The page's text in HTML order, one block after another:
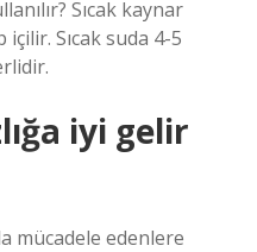
Sıcak kaynar
Sıcak suda 4-5
iyi gelir
mücadele edenlere